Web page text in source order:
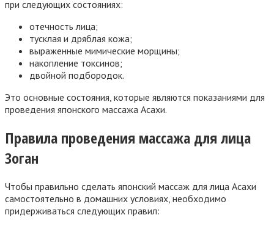
при следующих состояниях:
отечность лица;
тусклая и дряблая кожа;
выраженные мимические морщины;
накопление токсинов;
двойной подбородок.
Это основные состояния, которые являются показаниями для
проведения японского массажа Асахи.
Правила проведения массажа для лица
Зоган
Чтобы правильно сделать японский массаж для лица Асахи
самостоятельно в домашних условиях, необходимо
придерживаться следующих правил: